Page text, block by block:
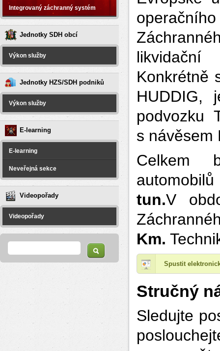
Integrovaný záchranný systém
Jednotky SDH obcí
Výkon služby
Jednotky HZS/SDH podniků
Výkon služby
E-learning
E-learning
Neveřejná sekce
Videopořady
Videopořady
likvidační
Konkrétně
HUDDIG,
podvozku
s návěsem
Celkem
tun.V
Km.
Spustit
Stručný
Sledujte